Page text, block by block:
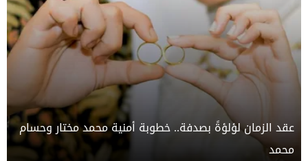
عقد الزمان لؤلؤةً بصدفة.. خطوبة أمنية محمد مختار وحسام
محمد